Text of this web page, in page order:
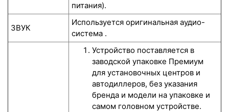
питания).
ЗВУК
Используется оригинальная аудио-
система .
Устройство поставляется в
заводской упаковке Премиум
для установочных центров и
автодиллеров, без указания
бренда и модели на упаковке и
самом головном устройстве.